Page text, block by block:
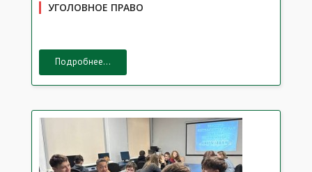
УГОЛОВНОЕ ПРАВО
Подробнее...